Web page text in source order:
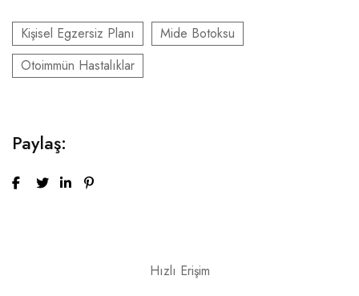
Kişisel Egzersiz Planı
Mide Botoksu
Otoimmün Hastalıklar
Paylaş:
Hızlı Erişim